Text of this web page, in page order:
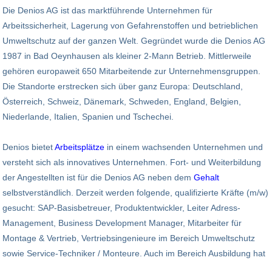
Die Denios AG ist das marktführende Unternehmen für
Arbeitssicherheit, Lagerung von Gefahrenstoffen und betrieblichen
Umweltschutz auf der ganzen Welt. Gegründet wurde die Denios AG
1987 in Bad Oeynhausen als kleiner 2-Mann Betrieb. Mittlerweile
gehören europaweit 650 Mitarbeitende zur Unternehmensgruppen.
Die Standorte erstrecken sich über ganz Europa: Deutschland,
Österreich, Schweiz, Dänemark, Schweden, England, Belgien,
Niederlande, Italien, Spanien und Tschechei.
Denios bietetArbeitsplätze in einem wachsenden Unternehmen und
versteht sich als innovatives Unternehmen. Fort- und Weiterbildung
der Angestellten ist für die Denios AG neben dem Gehalt
selbstverständlich. Derzeit werden folgende, qualifizierte Kräfte (m/w)
gesucht: SAP-Basisbetreuer, Produktentwickler, Leiter Adress-
Management, Business Development Manager, Mitarbeiter für
Montage & Vertrieb, Vertriebsingenieure im Bereich Umweltschutz
sowie Service-Techniker / Monteure. Auch im Bereich Ausbildung hat